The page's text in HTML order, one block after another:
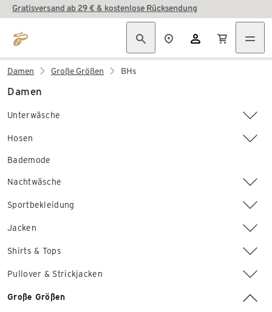
Gratisversand ab 29 € & kostenlose Rücksendung
Damen Große Größen BHs
Damen
Unterwäsche
Hosen
Bademode
Nachtwäsche
Sportbekleidung
Jacken
Shirts & Tops
Pullover & Strickjacken
Große Größen